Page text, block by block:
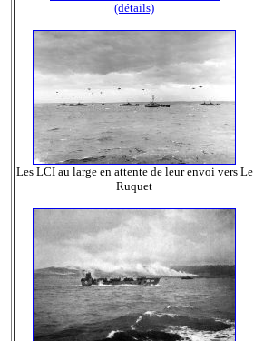
(détails)
Les LCI au large en attente de leur envoi vers Le
Ruquet